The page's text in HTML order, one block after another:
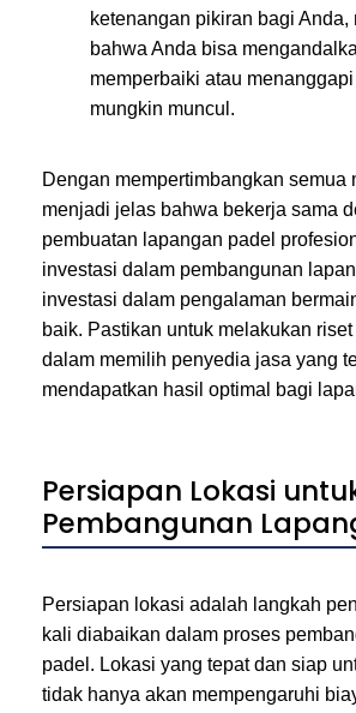
ketenangan pikiran bagi Anda,
bahwa Anda bisa
memperbaiki atau
mungkin muncul.
Dengan mempertimbangkan semua
menjadi jelas bahwa bekerja sama
pembuatan lapangan padel
investasi dalam pembangunan
investasi dalam pengalaman
baik. Pastikan untuk melakukan
dalam memilih penyedia jasa yang
mendapatkan hasil optimal bagi
Persiapan Lokasi
Pembangunan
Persiapan lokasi adalah langkah
kali diabaikan dalam proses
padel. Lokasi yang tepat dan siap
tidak hanya akan mempengaruhi